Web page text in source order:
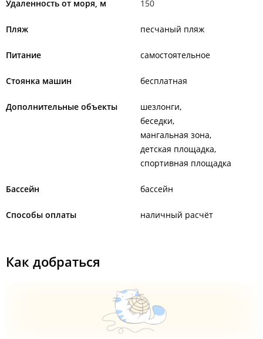
Удаленность от моря, м 150
Пляж песчаный пляж
Питание самостоятельное
Стоянка машин бесплатная
Дополнительные объекты
шезлонги
беседки
мангальная зона
детская площадка
спортивная площадка
Бассейн бассейн
Способы оплаты наличный расчёт
Как добраться